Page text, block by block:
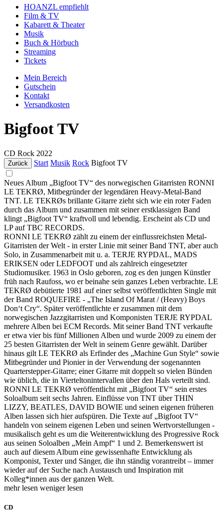
HOANZL empfiehlt
Film & TV
Kabarett & Theater
Musik
Buch & Hörbuch
Streaming
Tickets
Mein Bereich
Gutschein
Kontakt
Versandkosten
Bigfoot TV
CD Rock 2022
Zurück Start Musik Rock Bigfoot TV
Neues Album „Bigfoot TV“ des norwegischen Gitarristen RONNI
LE TEKRØ, Mitbegründer der legendären Heavy-Metal-Band
TNT. LE TEKRØs brillante Gitarre zieht sich wie ein roter Faden
durch das Album und zusammen mit seiner erstklassigen Band
klingt „Bigfoot TV“ kraftvoll und lebendig. Erscheint als CD und
LP auf TBC RECORDS.
RONNI LE TEKRØ zählt zu einem der einflussreichsten Metal-
Gitarristen der Welt - in erster Linie mit seiner Band TNT, aber auch
Solo, in Zusammenarbeit mit u. a. TERJE RYPDAL, MADS
ERIKSEN oder LEDFOOT und als zahlreich eingesetzter
Studiomusiker. 1963 in Oslo geboren, zog es den jungen Künstler
früh nach Raufoss, wo er beinahe sein ganzes Leben verbrachte. LE
TEKRØ debütierte 1981 auf einer selbst veröffentlichten Single mit
der Band ROQUEFIRE - „The Island Of Marat / (Heavy) Boys
Don‘t Cry“. Später veröffentlichte er zusammen mit dem
norwegischen Jazzgitarristen und Komponisten TERJE RYPDAL
mehrere Alben bei ECM Records. Mit seiner Band TNT verkaufte
er etwa vier bis fünf Millionen Alben und wurde 2009 zu einem der
25 besten Gitarristen der Welt in seinem Genre gewählt. Darüber
hinaus gilt LE TEKRØ als Erfinder des „Machine Gun Style“ sowie
Mitbegründer und Pionier in der Verwendung der sogenannten
Quarterstepper-Gitarre; einer Gitarre mit doppelt so vielen Bünden
wie üblich, die in Vierteltonintervallen über den Hals verteilt sind.
RONNI LE TEKRØ veröffentlicht mit „Bigfoot TV“ sein erstes
Soloalbum seit sechs Jahren. Einflüsse von TNT über THIN
LIZZY, BEATLES, DAVID BOWIE und seinen eigenen früheren
Alben lassen sich hier aufspüren. Die Texte auf „Bigfoot TV“
handeln von seinem eigenen Leben und seinen Wertvorstellungen -
musikalisch geht es um die Weiterentwicklung des Progressive Rock
aus seinen Soloalben „Mein Ampf“ 1 und 2. Bemerkenswert ist
auch auf diesem Album eine gewissenhafte Entwicklung als
Komponist, Texter und Sänger, die ihn ständig vorantreibt – immer
wieder auf der Suche nach Austausch und Inspiration mit
Kolleg*innen aus der ganzen Welt.
mehr lesen weniger lesen
CD